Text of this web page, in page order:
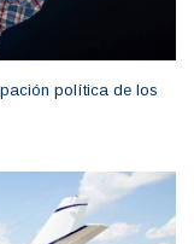
política de los